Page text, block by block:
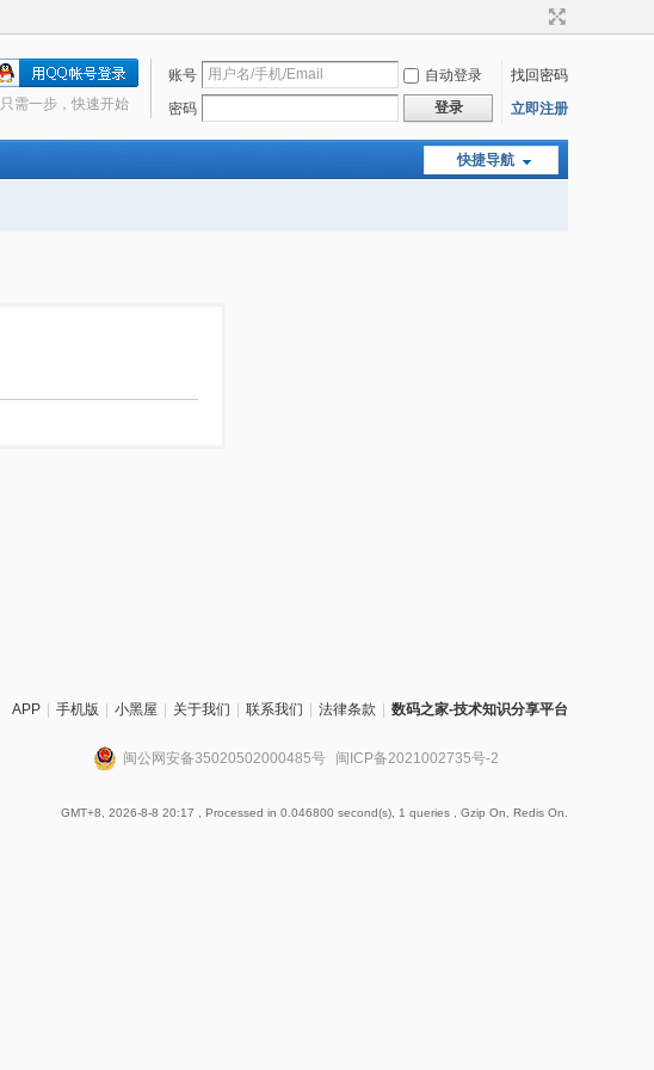
账号 自动登录
找回密码
密码
登录 立即注册
只需一步，快速开始
快捷导航
APP 手机版 小黑屋 关于我们 联系我们 法律条款 数码之家-技术知识分享平台
闽公网安备35020502000485号 闽ICP备2021002735号-2
GMT+8, 2026-8-8 20:17 , Processed in 0.046800 second(s), 1 queries , Gzip On, Redis On.